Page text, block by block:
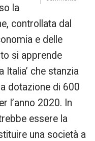
la
controllata dal
e delle
si apprende
Italia’ che stanzia
dotazione di 600
l’anno 2020. In
essere la
una società a